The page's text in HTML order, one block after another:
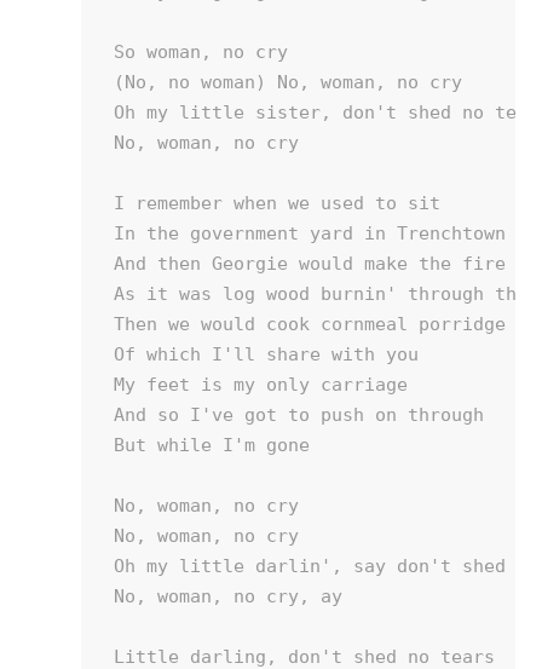
So woman, no cry
(No, no woman) No, woman, no cry
Oh my little sister, don't shed no
No, woman, no cry
I remember when we used to sit
In the government yard in Trenchtown
And then Georgie would make the fire
As it was log wood burnin' through the
Then we would cook cornmeal porridge
Of which I'll share with you
My feet is my only carriage
And so I've got to push on through
But while I'm gone
No, woman, no cry
No, woman, no cry
Oh my little darlin', say don't shed
No, woman, no cry, ay
Little darling, don't shed no tears